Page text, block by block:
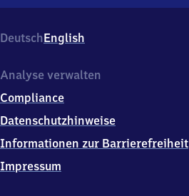
Werkstraße
207,
9
6
1
DeutschEnglish
Analyse verwalten
Compliance
Datenschutzhinweise
Informationen zur Barrierefreiheit
Impressum